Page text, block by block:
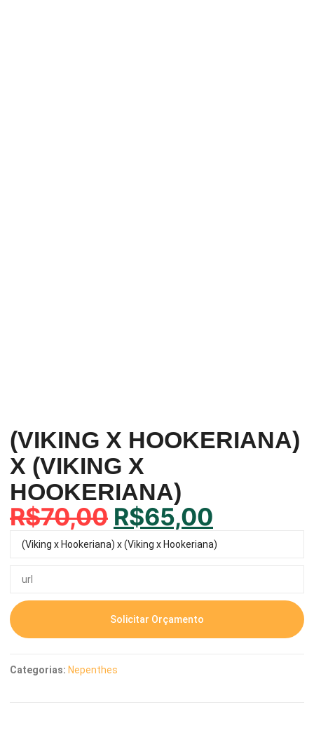
(VIKING X HOOKERIANA)
X (VIKING X
HOOKERIANA)
R$70,00 R$65,00
Solicitar Orçamento
Categorias: Nepenthes